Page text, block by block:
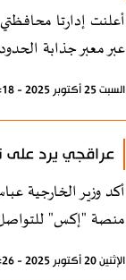
أعلنت إدارتا
عبر معبر جذابة
السبت 25 أكتوبر 2025 - 17:18 بتوقيت طهران
عراقجي يرد على
أكد وزير الخارجية
منصة "إكس" للتواصل
الإثنين 20 أكتوبر 2025 - 22:26 بتوقيت طهران